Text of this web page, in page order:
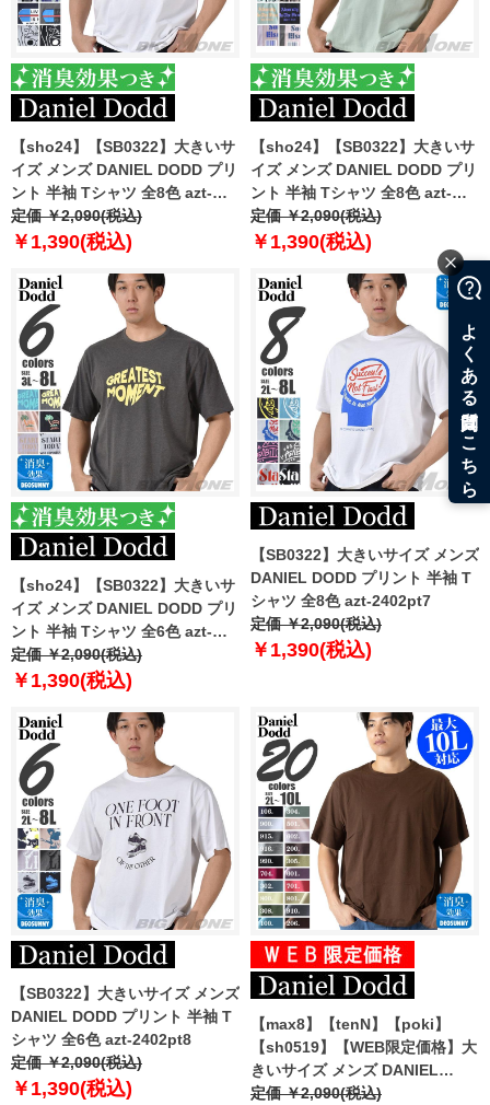
【sho24】【SB0322】大きいサ
イズ メンズ DANIEL DODD プリ
ント 半袖 Tシャツ 全8色 azt-
2402pt4
定価 ￥2,090(税込)
￥1,390(税込)
【sho24】【SB0322】大きいサ
イズ メンズ DANIEL DODD プリ
ント 半袖 Tシャツ 全8色 azt-
2402pt5
定価 ￥2,090(税込)
￥1,390(税込)
【sho24】【SB0322】大きいサ
イズ メンズ DANIEL DODD プリ
ント 半袖 Tシャツ 全6色 azt-
2402pt6
定価 ￥2,090(税込)
￥1,390(税込)
【SB0322】大きいサイズ メンズ
DANIEL DODD プリント 半袖 T
シャツ 全8色 azt-2402pt7
定価 ￥2,090(税込)
￥1,390(税込)
【SB0322】大きいサイズ メンズ
DANIEL DODD プリント 半袖 T
シャツ 全6色 azt-2402pt8
定価 ￥2,090(税込)
￥1,390(税込)
【max8】【tenN】【poki】
【sh0519】【WEB限定価格】大
きいサイズ メンズ DANIEL
DODD 半袖 Tシャツ 無地 半袖T
定価 ￥2,090(税込)